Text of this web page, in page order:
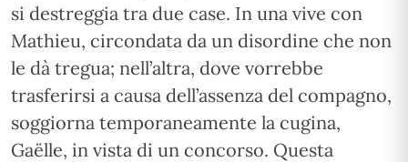
si destreggia tra due case. In una vive con
Mathieu, circondata da un disordine che non
le dà tregua; nell’altra, dove vorrebbe
trasferirsi a causa dell’assenza del compagno,
soggiorna temporaneamente la cugina,
Gaëlle, in vista di un concorso. Questa